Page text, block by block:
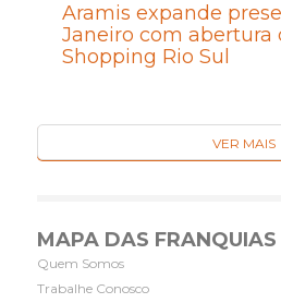
Aramis expande
Janeiro com abertura
Shopping Rio Sul
VER MAIS
MAPA DAS FRANQUIAS
Quem Somos
Trabalhe Conosco